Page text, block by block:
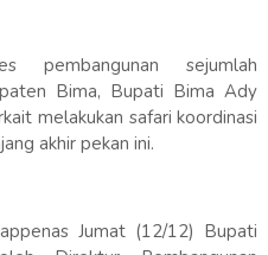
pembangunan sejumlah
Bima, Bupati Bima Ady
melakukan safari koordinasi
akhir pekan ini.
Jumat (12/12) Bupati